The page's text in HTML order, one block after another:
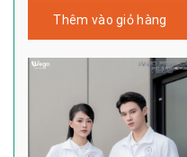
Thêm vào giỏ hàng